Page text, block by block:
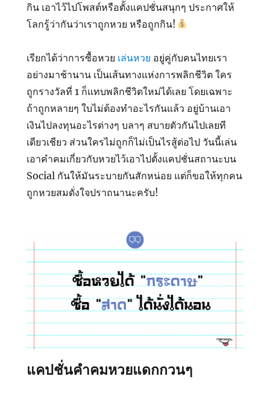
กิน เอาไว้ไปโพสต์หรือตั้งแคปชั่นสนุกๆ ประกาศให้
โลกรู้ว่ากันว่าเราถูกหวย หรือถูกกิน!
เรียกได้ว่าการซื้อหวย เล่นหวย อยู่คู่กับคนไทยเรา
อย่างมาช้านาน เป็นเส้นทางแห่งการพลิกชีวิต ใคร
ถูกรางวัลที่ 1 ก็แทบพลิกชีวิตใหม่ได้เลย โดยเฉพาะ
ถ้าถูกหลายๆ ใบไม่ต้องทำอะไรกันแล้ว อยู่บ้านเอา
เงินไปลงทุนอะไรต่างๆ บลาๆ สบายตัวกันไปเลยที
เดียวเชียว ส่วนใครไม่ถูกก็ไม่เป็นไรสู้ต่อไป วันนี้เล่น
เอาคำคมเกี่ยวกับหวยไว้เอาไปตั้งแคปชั่นสถานะบน
Social กันให้มันระบายกันสักหน่อย แต่ก็ขอให้ทุกคน
ถูกหวยสมดั่งใจปราถนานะครับ!
แคปชั่นคำคมหวยแดกกวนๆ